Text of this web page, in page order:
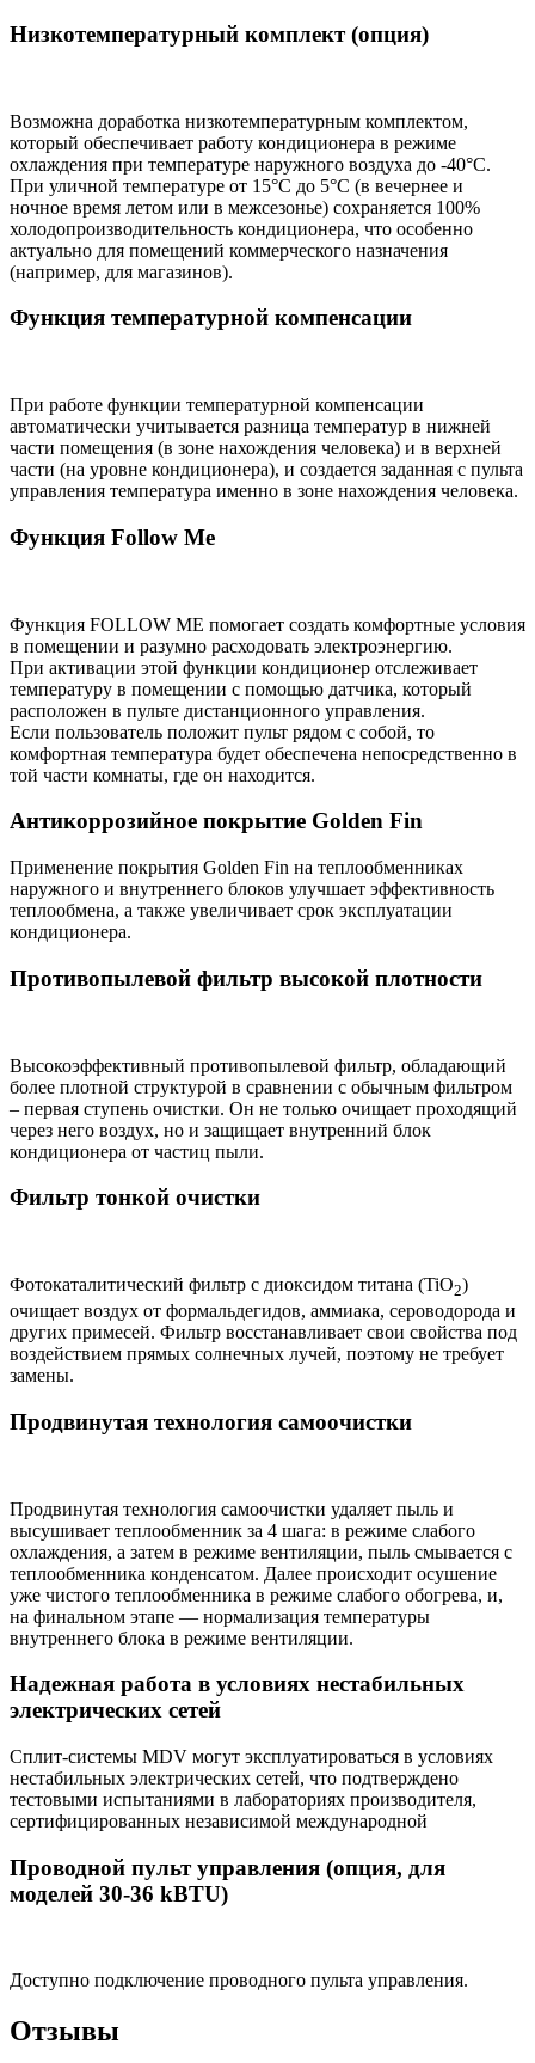
Низкотемпературный комплект (опция)
Возможна доработка низкотемпературным комплектом,
который обеспечивает работу кондиционера в режиме
охлаждения при температуре наружного воздуха до -40°С.
При уличной температуре от 15°С до 5°С (в вечернее и
ночное время летом или в межсезонье) сохраняется 100%
холодопроизводительность кондиционера, что особенно
актуально для помещений коммерческого назначения
(например, для магазинов).
Функция температурной компенсации
При работе функции температурной компенсации
автоматически учитывается разница температур в нижней
части помещения (в зоне нахождения человека) и в верхней
части (на уровне кондиционера), и создается заданная с пульта
управления температура именно в зоне нахождения человека.
Функция Follow Me
Функция FOLLOW ME помогает создать комфортные условия
в помещении и разумно расходовать электроэнергию.
При активации этой функции кондиционер отслеживает
температуру в помещении с помощью датчика, который
расположен в пульте дистанционного управления.
Если пользователь положит пульт рядом с собой, то
комфортная температура будет обеспечена непосредственно в
той части комнаты, где он находится.
Антикоррозийное покрытие Golden Fin
Применение покрытия Golden Fin на теплообменниках
наружного и внутреннего блоков улучшает эффективность
теплообмена, а также увеличивает срок эксплуатации
кондиционера.
Противопылевой фильтр высокой плотности
Высокоэффективный противопылевой фильтр, обладающий
более плотной структурой в сравнении с обычным фильтром
– первая ступень очистки. Он не только очищает проходящий
через него воздух, но и защищает внутренний блок
кондиционера от частиц пыли.
Фильтр тонкой очистки
Фотокаталитический фильтр с диоксидом титана (TiO2)
очищает воздух от формальдегидов, аммиака, сероводорода и
других примесей. Фильтр восстанавливает свои свойства под
воздействием прямых солнечных лучей, поэтому не требует
замены.
Продвинутая технология самоочистки
Продвинутая технология самоочистки удаляет пыль и
высушивает теплообменник за 4 шага: в режиме слабого
охлаждения, а затем в режиме вентиляции, пыль смывается с
теплообменника конденсатом. Далее происходит осушение
уже чистого теплообменника в режиме слабого обогрева, и,
на финальном этапе — нормализация температуры
внутреннего блока в режиме вентиляции.
Надежная работа в условиях нестабильных
электрических сетей
Сплит-системы MDV могут эксплуатироваться в условиях
нестабильных электрических сетей, что подтверждено
тестовыми испытаниями в лабораториях производителя,
сертифицированных независимой международной
Проводной пульт управления (опция, для
моделей 30-36 kBTU)
Доступно подключение проводного пульта управления.
Отзывы